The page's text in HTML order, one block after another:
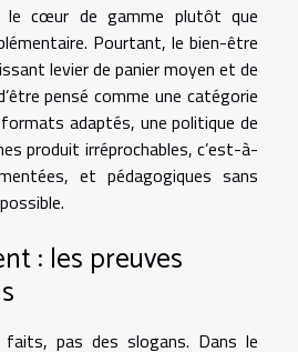
le cœur de gamme plutôt que
Pourtant, le bien-être
levier de panier moyen et de
pensé comme une catégorie
adaptés, une politique de
produit irréprochables, c’est-à-
et pédagogiques sans
: les preuves
pas des slogans. Dans le